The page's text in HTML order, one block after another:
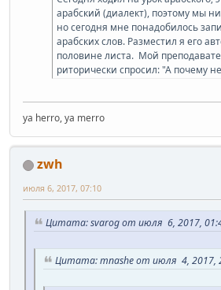
арабский (диалект), поэтому мы
но сегодня мне понадобилось
арабских слов. Разместил я его
половине листа. Мой
риторически спросил: "А почему
ya herro, ya merro
zwh
июля 6, 2017, 07:10
Цитата: svarog от июля 6, 2017,
Цитата: mnashe от июля 4, 2017,